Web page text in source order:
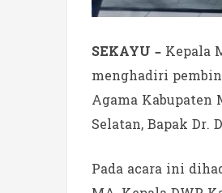
SEKAYU – Kepala
menghadiri
Agama
Selatan, Bapak Dr.
Pada acara ini